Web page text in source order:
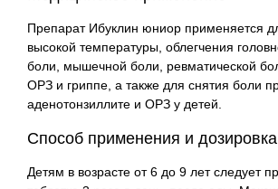
Препарат Ибуклин юниор применяется
высокой температуры, облегчения
боли, мышечной боли, ревматической
ОРЗ и гриппе, а также для снятия боли
аденотонзиллите и ОРЗ у детей.
Способ применения и дозировка
Детям в возрасте от 6 до 9 лет следует